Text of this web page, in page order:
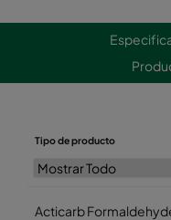
Tipo de producto
Acticarb